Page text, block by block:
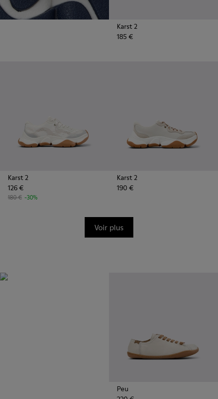
Karst 2
185 €
Karst 2
126 €
180 € -30%
Karst 2
190 €
Voir plus
Peu